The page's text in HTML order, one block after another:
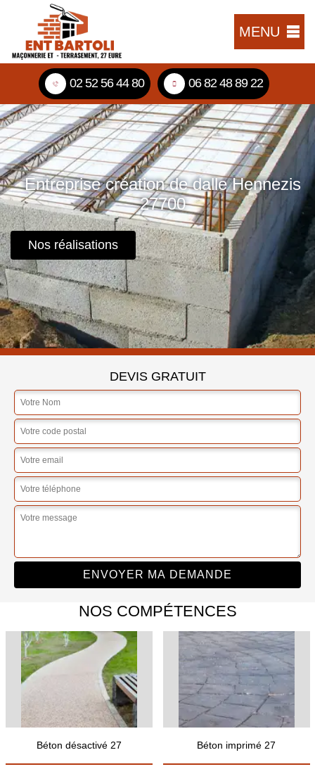
MENU
02 52 56 44 80 06 82 48 89 22
Entreprise création de dalle Hennezis
27700
Nos réalisations
DEVIS GRATUIT
NOS COMPÉTENCES
Béton désactivé 27 Béton imprimé 27